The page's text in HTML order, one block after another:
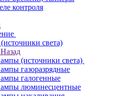
контроля
света)
Назад
(источники света)
газоразрядные
галогенные
люминесцентные